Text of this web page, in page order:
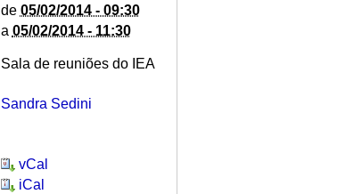
de 05/02/2014 - 09:30
a 05/02/2014 - 11:30
Sala de reuniões do IEA
Sandra Sedini
vCal
iCal